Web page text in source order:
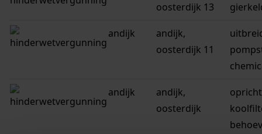
oosterdijk 13
andijk
andijk,
oosterdijk 11
andijk
andijk,
oosterdijk